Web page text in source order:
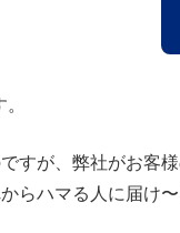
すが、弊社がお客
らハマる人に届け